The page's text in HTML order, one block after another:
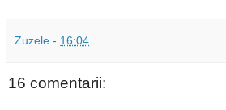
Zuzele - 16:04
16 comentarii: